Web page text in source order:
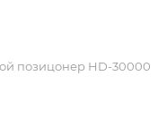
позицонер HD-30000